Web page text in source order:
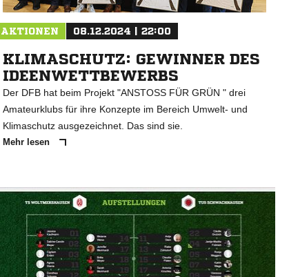
* Pflichtfelder
AKTIONEN 08.12.2024 | 22:00
KLIMASCHUTZ: GEWINNER DES
IDEENWETTBEWERBS
Der DFB hat beim Projekt "ANSTOSS FÜR GRÜN " drei
Amateurklubs für ihre Konzepte im Bereich Umwelt- und
Klimaschutz ausgezeichnet. Das sind sie.
Mehr lesen